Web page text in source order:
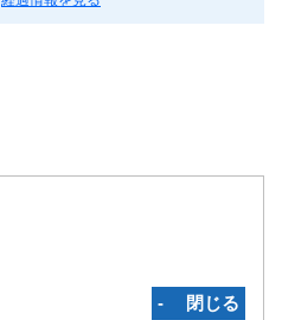
‐ 閉じる